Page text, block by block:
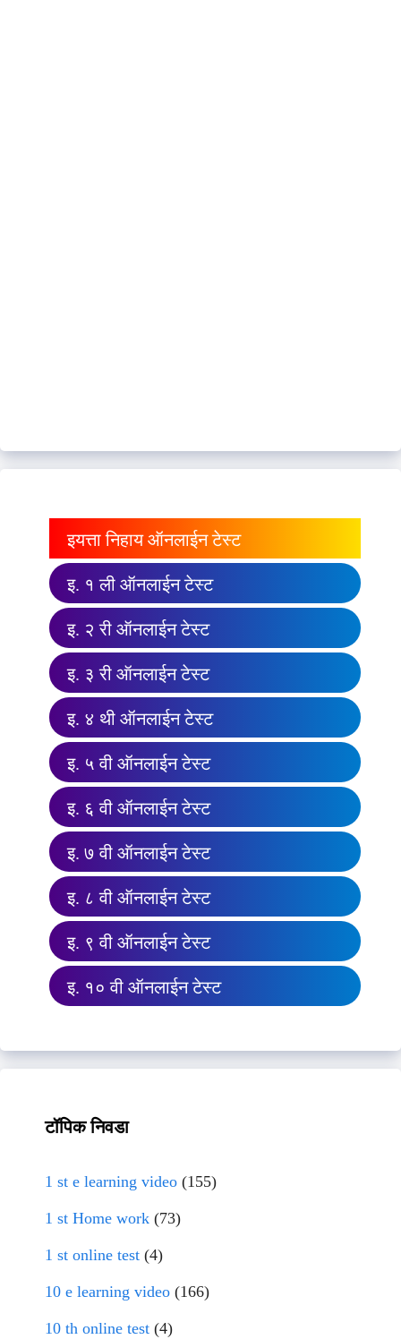
इयत्ता निहाय ऑनलाईन टेस्ट
इ. १ ली ऑनलाईन टेस्ट
इ. २ री ऑनलाईन टेस्ट
इ. ३ री ऑनलाईन टेस्ट
इ. ४ थी ऑनलाईन टेस्ट
इ. ५ वी ऑनलाईन टेस्ट
इ. ६ वी ऑनलाईन टेस्ट
इ. ७ वी ऑनलाईन टेस्ट
इ. ८ वी ऑनलाईन टेस्ट
इ. ९ वी ऑनलाईन टेस्ट
इ. १० वी ऑनलाईन टेस्ट
टॉपिक निवडा
1 st e learning video (155)
1 st Home work (73)
1 st online test (4)
10 e learning video (166)
10 th online test (4)